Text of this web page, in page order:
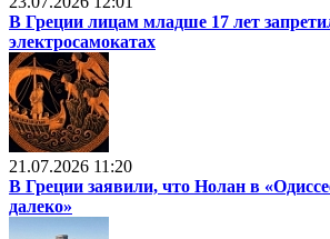
В Греции лицам младше 17 лет
электросамокатах
21.07.2026 11:20
В Греции заявили, что Нолан в
далеко»